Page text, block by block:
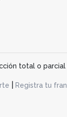
total o
Registra tu